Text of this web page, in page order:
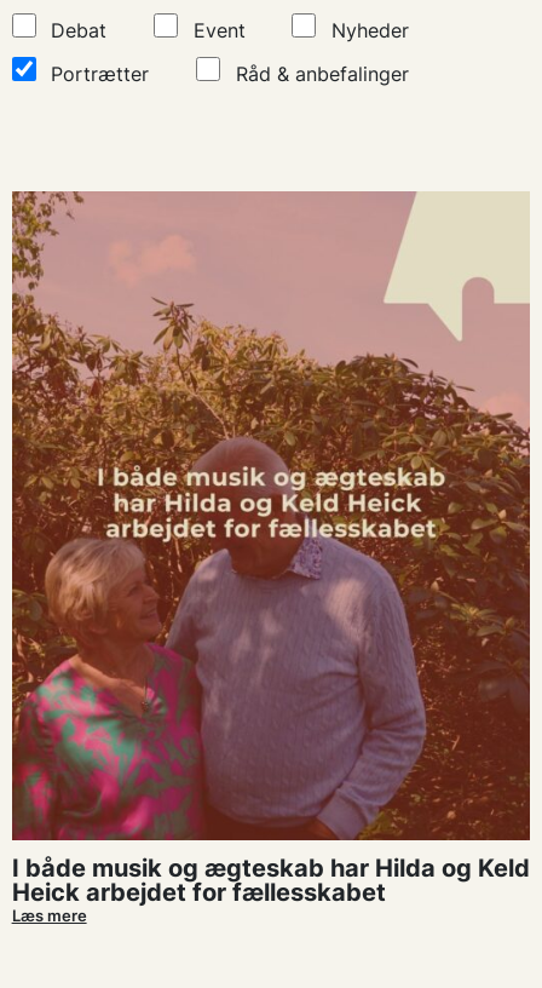
Debat Event
Nyheder
Portrætter
Råd & anbefalinger
I både musik og ægteskab har Hilda og Keld
Heick arbejdet for fællesskabet
Læs mere